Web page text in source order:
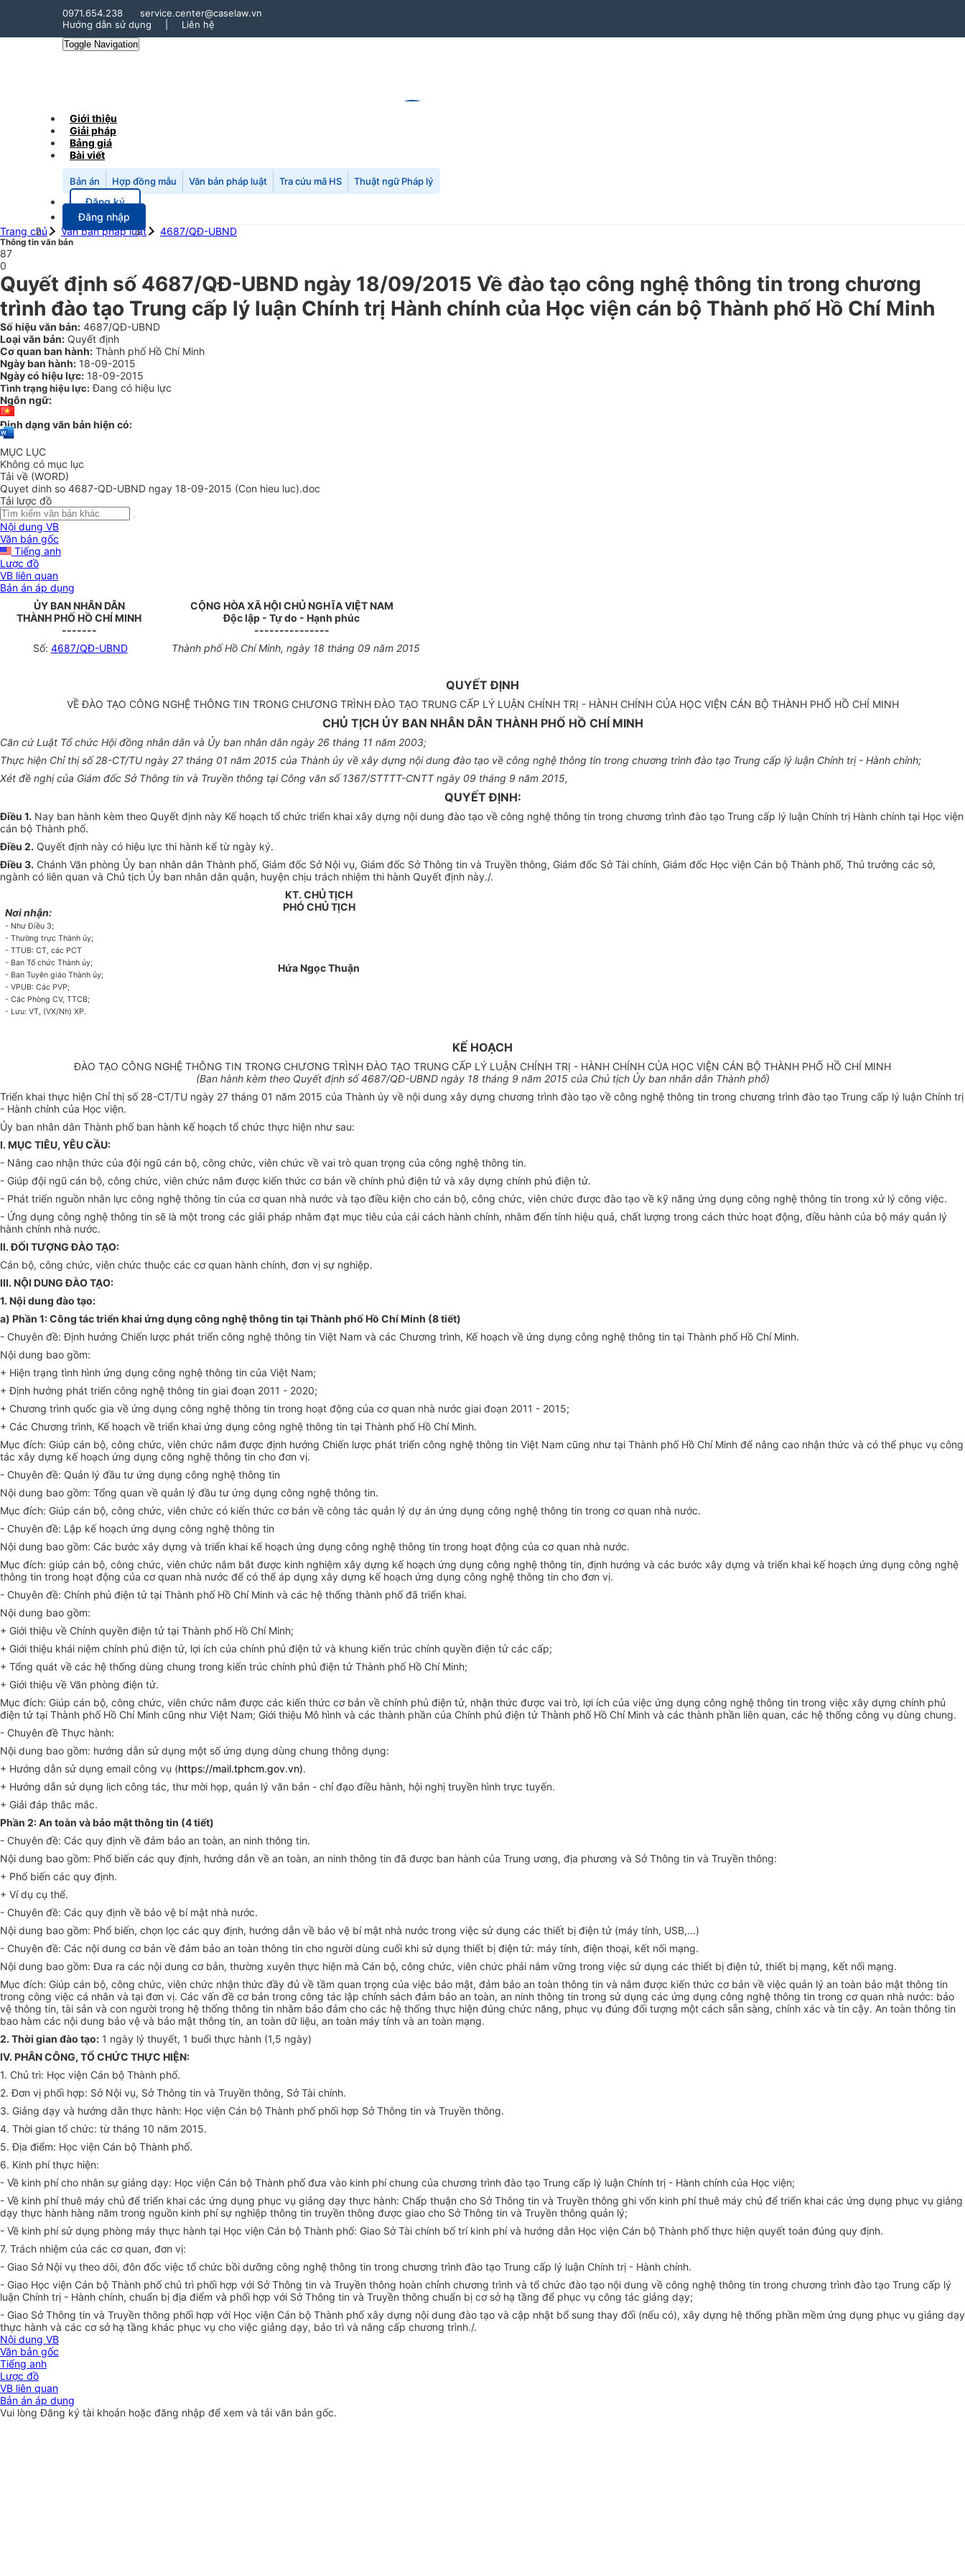
0971.654.238
service.center@caselaw.vn
Hướng dẫn sử dụng
Liên hệ
Toggle Navigation
Giới thiệu
Giải pháp
Bảng giá
Bài viết
Bản án Hợp đồng mẫu Văn bản pháp luật Tra cứu mã HS Thuật ngữ Pháp lý
Đăng ký
Đăng nhập
Trang chủ
Văn bản pháp luật 4687/QĐ-UBND
Thông tin văn bản
87
0
Quyết định số 4687/QĐ-UBND ngày 18/09/2015 Về đào tạo công nghệ thông tin trong chương
trình đào tạo Trung cấp lý luận Chính trị Hành chính của Học viện cán bộ Thành phố Hồ Chí Minh
Số hiệu văn bản: 4687/QĐ-UBND
Loại văn bản: Quyết định
Cơ quan ban hành: Thành phố Hồ Chí Minh
Ngày ban hành: 18-09-2015
Ngày có hiệu lực: 18-09-2015
Tình trạng hiệu lực: Đang có hiệu lực
Ngôn ngữ:
Định dạng văn bản hiện có:
MỤC LỤC
Không có mục lục
Tải về (WORD)
Quyet dinh so 4687-QD-UBND ngay 18-09-2015 (Con hieu luc).doc
Tải lược đồ
Nội dung VB
Văn bản gốc
Tiếng anh
Lược đồ
VB liên quan
Bản án áp dụng
ỦY BAN NHÂN DÂN
THÀNH PHỐHỒ CHÍ MINH
-------
CỘNG HÒA XÃ HỘI CHỦ NGHĨA VIỆT NAM
Độc lập - Tự do - Hạnh phúc
---------------
Số: 4687/QĐ-UBND Thành phố Hồ Chí Minh, ngày 18 tháng 09năm 2015
QUYẾT ĐỊNH
VỀ ĐÀO TẠO CÔNG NGHỆ THÔNG TIN TRONG CHƯƠNG TRÌNH ĐÀO TẠO TRUNG CẤP LÝ LUẬN CHÍNH TRỊ - HÀNH CHÍNH CỦA HỌC VIỆN CÁN BỘ THÀNH PHỐ HỒ CHÍ MINH
CHỦ TỊCH ỦY BAN NHÂN DÂN THÀNH PHỐ HỒ CHÍ MINH
Căn cứ Luật Tổ chức Hội đồng nhân dân và Ủy ban nhân dân ngày 26 tháng 11 năm 2003;
Thực hiện Chỉ thị số 28-CT/TU ngày 27 tháng 01 năm 2015 của Thành ủy về xây dựng nội dung đào tạo về công nghệ thông tin trong chương trình đào tạo Trung cấp lý luận Chính trị - Hành chính;
Xét đề nghị của Giám đốc Sở Thông tin và Truyền thông tại Công văn số 1367/STTTT-CNTT ngày 09 tháng 9 năm 2015,
QUYẾT ĐỊNH:
Điều 1. Nay ban hành kèm theo Quyết định này Kế hoạch tổ chức triển khai xây dựng nội dung đào tạo về công nghệ thông tin trong chương trình đào tạo Trung cấp lý luận Chính trị Hành chính tại Học viện
cán bộ Thành phố.
Điều 2. Quyết định này có hiệu lực thi hành kể từ ngày ký.
Điều 3. Chánh Văn phòng Ủy ban nhân dân Thành phố, Giám đốc Sở Nội vụ, Giám đốc Sở Thông tin và Truyền thông, Giám đốc Sở Tài chính, Giám đốc Học viện Cán bộ Thành phố, Thủ trưởng các sở,
ngành có liên quan và Chủ tịch Ủy ban nhân dân quận, huyện chịu trách nhiệm thi hành Quyết định này./.
Nơi nhận:
- Như Điều 3;
- Thường trực Thành ủy;
- TTUB: CT, các PCT
- Ban Tổ chức Thành ủy;
- Ban Tuyên giáo Thành ủy;
- VPUB: Các PVP;
- Các Phòng CV, TTCB;
- Lưu: VT, (VX/Nh) XP.
KT. CHỦ TỊCH
PHÓCHỦ TỊCH
Hứa Ngọc Thuận
KẾ HOẠCH
ĐÀO TẠO CÔNG NGHỆ THÔNG TIN TRONG CHƯƠNG TRÌNH ĐÀO TẠO TRUNG CẤP LÝ LUẬN CHÍNH TRỊ - HÀNH CHÍNH CỦA HỌC VIỆN CÁN BỘ THÀNH PHỐ HỒ CHÍ MINH
(Ban hành kèm theo Quyết định số4687/QĐ-UBND ngày 18 tháng 9 năm 2015 của Chủ tịch Ủyban nhân dân Thành phố)
Triển khai thực hiện Chỉ thị số 28-CT/TU ngày 27 tháng 01 năm 2015 của Thành ủy về nội dung xây dựng chương trình đào tạo về công nghệ thông tin trong chương trình đào tạo Trung cấp lý luận Chính trị
- Hành chính của Học viện.
Ủy ban nhân dân Thành phố ban hành kế hoạch tổ chức thực hiện như sau:
I. MỤC TIÊU, YÊU CẦU:
- Nâng cao nhận thức của đội ngũ cán bộ, công chức, viên chức về vai trò quan trọng của công nghệ thông tin.
- Giúp đội ngũ cán bộ, công chức, viên chức nắm được kiến thức cơ bản về chính phủ điện tử và xây dựng chính phủ điện tử.
- Phát triển nguồn nhân lực công nghệ thông tin của cơ quan nhà nước và tạo điều kiện cho cán bộ, công chức, viên chức được đào tạo về kỹ năng ứng dụng công nghệ thông tin trong xử lý công việc.
- Ứng dụng công nghệ thông tin sẽ là một trong các giải pháp nhằm đạt mục tiêu của cải cách hành chính, nhằm đến tính hiệu quả, chất lượng trong cách thức hoạt động, điều hành của bộ máy quản lý
hành chính nhà nước.
II. ĐỐI TƯỢNG ĐÀO TẠO:
Cán bộ, công chức, viên chức thuộc các cơ quan hành chính, đơn vị sự nghiệp.
III. NỘI DUNG ĐÀO TẠO:
1. Nội dung đào tạo:
a) Phần 1: Công tác triển khai ứng dụng công nghệ thông tin tại Thành phố Hồ Chí Minh (8 tiết)
- Chuyên đề: Định hướng Chiến lược phát triển công nghệ thông tin Việt Nam và các Chương trình, Kế hoạch về ứng dụng công nghệ thông tin tại Thành phố Hồ Chí Minh.
Nội dung bao gồm:
+ Hiện trạng tình hình ứng dụng công nghệ thông tin của Việt Nam;
+ Định hướng phát triển công nghệ thông tin giai đoạn 2011 - 2020;
+ Chương trình quốc gia về ứng dụng công nghệ thông tin trong hoạt động của cơ quan nhà nước giai đoạn 2011 - 2015;
+ Các Chương trình, Kế hoạch về triển khai ứng dụng công nghệ thông tin tại Thành phố Hồ Chí Minh.
Mục đích: Giúp cán bộ, công chức, viên chức nắm được định hướng Chiến lược phát triển công nghệ thông tin Việt Nam cũng như tại Thành phố Hồ Chí Minh để nâng cao nhận thức và có thể phục vụ công
tác xây dựng kế hoạch ứng dụng công nghệ thông tin cho đơn vị.
- Chuyên đề: Quản lý đầu tư ứng dụng công nghệ thông tin
Nội dung bao gồm: Tổng quan về quản lý đầu tư ứng dụng công nghệ thông tin.
Mục đích: Giúp cán bộ, công chức, viên chức có kiến thức cơ bản về công tác quản lý dự án ứng dụng công nghệ thông tin trong cơ quan nhà nước.
- Chuyên đề: Lập kế hoạch ứng dụng công nghệ thông tin
Nội dung bao gồm: Các bước xây dựng và triển khai kế hoạch ứng dụng công nghệ thông tin trong hoạt động của cơ quan nhà nước.
Mục đích: giúp cán bộ, công chức, viên chức nắm bắt được kinh nghiệm xây dựng kế hoạch ứng dụng công nghệ thông tin, định hướng và các bước xây dựng và triển khai kế hoạch ứng dụng công nghệ
thông tin trong hoạt động của cơ quan nhà nước để có thể áp dụng xây dựng kế hoạch ứng dụng công nghệ thông tin cho đơn vị.
- Chuyên đề: Chính phủ điện tử tại Thành phố Hồ Chí Minh và các hệ thống thành phố đã triển khai.
Nội dung bao gồm:
+ Giới thiệu về Chính quyền điện tử tại Thành phố Hồ Chí Minh;
+ Giới thiệu khái niệm chính phủ điện tử, lợi ích của chính phủ điện tử và khung kiến trúc chính quyền điện tử các cấp;
+ Tổng quát về các hệ thống dùng chung trong kiến trúc chính phủ điện tử Thành phố Hồ Chí Minh;
+ Giới thiệu về Văn phòng điện tử.
Mục đích: Giúp cán bộ, công chức, viên chức nắm được các kiến thức cơ bản về chính phủ điện tử, nhận thức được vai trò, lợi ích của việc ứng dụng công nghệ thông tin trong việc xây dựng chính phủ
điện tử tại Thành phố Hồ Chí Minh cũng như Việt Nam; Giới thiệu Mô hình và các thành phần của Chính phủ điện tử Thành phố Hồ Chí Minh và các thành phần liên quan, các hệ thống công vụ dùng chung.
- Chuyên đề Thực hành:
Nội dung bao gồm: hướng dẫn sử dụng một số ứng dụng dùng chung thông dụng:
+ Hướng dẫn sử dụng email công vụ (https://mail.tphcm.gov.vn).
+ Hướng dẫn sử dụng lịch công tác, thư mời họp, quản lý văn bản - chỉ đạo điều hành, hội nghị truyền hình trực tuyến.
+ Giải đáp thắc mắc.
Phần 2: An toàn và bảo mật thông tin (4 tiết)
- Chuyên đề: Các quy định về đảm bảo an toàn, an ninh thông tin.
Nội dung bao gồm: Phổ biến các quy định, hướng dẫn về an toàn, an ninh thông tin đã được ban hành của Trung ương, địa phương và Sở Thông tin và Truyền thông:
+ Phổ biến các quy định.
+ Ví dụ cụ thể.
- Chuyên đề: Các quy định về bảo vệ bí mật nhà nước.
Nội dung bao gồm: Phổ biến, chọn lọc các quy định, hướng dẫn về bảo vệ bí mật nhà nước trong việc sử dụng các thiết bị điện tử (máy tính, USB,...)
- Chuyên đề: Các nội dung cơ bản về đảm bảo an toàn thông tin cho người dùng cuối khi sử dụng thiết bị điện tử: máy tính, điện thoại, kết nối mạng.
Nội dung bao gồm: Đưa ra các nội dung cơ bản, thường xuyên thực hiện mà Cán bộ, công chức, viên chức phải nắm vững trong việc sử dụng các thiết bị điện tử, thiết bị mạng, kết nối mạng.
Mục đích: Giúp cán bộ, công chức, viên chức nhận thức đầy đủ về tầm quan trọng của việc bảo mật, đảm bảo an toàn thông tin và nắm được kiến thức cơ bản về việc quản lý an toàn bảo mật thông tin
trong công việc cá nhân và tại đơn vị. Các vấn đề cơ bản trong công tác lập chính sách đảm bảo an toàn, an ninh thông tin trong sử dụng các ứng dụng công nghệ thông tin trong cơ quan nhà nước: bảo
vệ thông tin, tài sản và con người trong hệ thống thông tin nhằm bảo đảm cho các hệ thống thực hiện đúng chức năng, phục vụ đúng đối tượng một cách sẵn sàng, chính xác và tin cậy. An toàn thông tin
bao hàm các nội dung bảo vệ và bảo mật thông tin, an toàn dữ liệu, an toàn máy tính và an toàn mạng.
2. Thời gian đào tạo: 1 ngày lý thuyết, 1 buổi thực hành (1,5 ngày)
IV. PHÂNCÔNG, TỔ CHỨC THỰC HIỆN:
1. Chủ trì: Học viện Cán bộ Thành phố.
2. Đơn vị phối hợp: Sở Nội vụ, Sở Thông tin và Truyền thông, Sở Tài chính.
3. Giảng dạy và hướng dẫn thực hành: Học viện Cán bộ Thành phố phối hợp Sở Thông tin và Truyền thông.
4. Thời gian tổ chức: từ tháng 10 năm 2015.
5. Địa điểm: Học viện Cán bộ Thành phố.
6. Kinh phí thực hiện:
- Về kinh phí cho nhân sự giảng dạy: Học viện Cán bộ Thành phố đưa vào kinh phí chung của chương trình đào tạo Trung cấp lý luận Chính trị - Hành chính của Học viện;
- Về kinh phí thuê máy chủ để triển khai các ứng dụng phục vụ giảng dạy thực hành: Chấp thuận cho Sở Thông tin và Truyền thông ghi vốn kinh phí thuê máy chủ để triển khai các ứng dụng phục vụ giảng
dạy thực hành hàng năm trong nguồn kinh phí sự nghiệp thông tin truyền thông được giao cho Sở Thông tin và Truyền thông quản lý;
- Về kinh phí sử dụng phòng máy thực hành tại Học viện Cán bộ Thành phố: Giao Sở Tài chính bố trí kinh phí và hướng dẫn Học viện Cán bộ Thành phố thực hiện quyết toán đúng quy định.
7. Trách nhiệm của các cơ quan, đơn vị:
- Giao Sở Nội vụ theo dõi, đôn đốc việc tổ chức bồi dưỡng công nghệ thông tin trong chương trình đào tạo Trung cấp lý luận Chính trị - Hành chính.
- Giao Học viện Cán bộ Thành phố chủ trì phối hợp với Sở Thông tin và Truyền thông hoàn chỉnh chương trình và tổ chức đào tạo nội dung về công nghệ thông tin trong chương trình đào tạo Trung cấp lý
luận Chính trị - Hành chính, chuẩn bị địa điểm và phối hợp với Sở Thông tin và Truyền thông chuẩn bị cơ sở hạ tầng để phục vụ công tác giảng dạy;
- Giao Sở Thông tin và Truyền thông phối hợp với Học viện Cán bộ Thành phố xây dựng nội dung đào tạo và cập nhật bổ sung thay đổi (nếu có), xây dựng hệ thống phần mềm ứng dụng phục vụ giảng dạy
thực hành và các cơ sở hạ tầng khác phục vụ cho việc giảng dạy, bảo trì và nâng cấp chương trình./.
Nội dung VB
Văn bản gốc
Tiếng anh
Lược đồ
VB liên quan
Bản án áp dụng
Vui lòngĐăng ký tài khoản hoặc đăng nhập để xem và tải văn bản gốc.